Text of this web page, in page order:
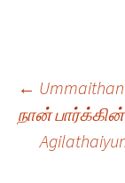
Post
←
நான்